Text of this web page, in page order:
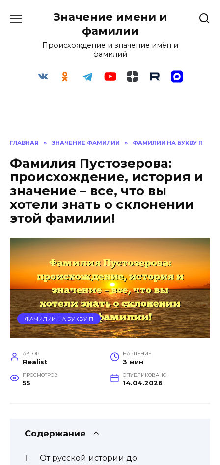
Значение имени и
фамилии
Происхождение и значение имён и
фамилий
ГЛАВНАЯ » ЗНАЧЕНИЕ ФАМИЛИИ » ФАМИЛИИ НА БУКВУ П
Фамилия Пустозерова:
происхождение, история и
значение – все, что вы
хотели знать о склонении
этой фамилии!
ФАМИЛИИ НА БУКВУ П
АВТОР
Realist
НА ЧТЕНИЕ
3 мин
ПРОСМОТРОВ
55
ОПУБЛИКОВАНО
14.04.2026
Содержание
От русской истории до